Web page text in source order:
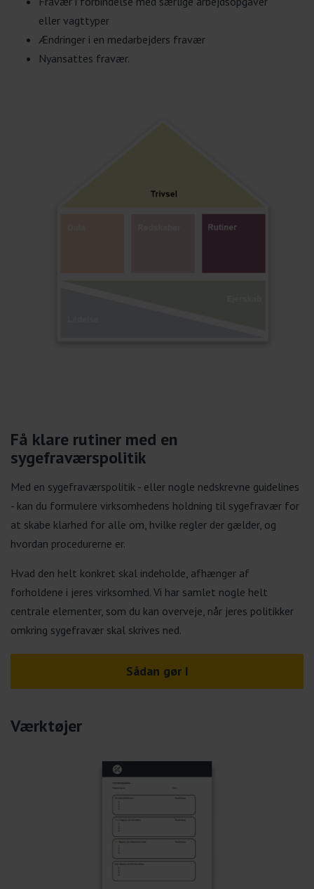
eller vagttyper
Ændringer i en medarbejders fravær
Nyansattes fravær.
Få klare rutiner med en
sygefraværspolitik
Med en sygefraværspolitik - eller nogle nedskrevne guidelines
- kan du formulere virksomhedens holdning til sygefravær for
at skabe klarhed for alle om, hvilke regler der gælder, og
hvordan procedurerne er.
Hvad den helt konkret skal indeholde, afhænger af
forholdene i jeres virksomhed. Vi har samlet nogle helt
centrale elementer, som du kan overveje, når jeres politikker
omkring sygefravær skal skrives ned.
Sådan gør I
Værktøjer